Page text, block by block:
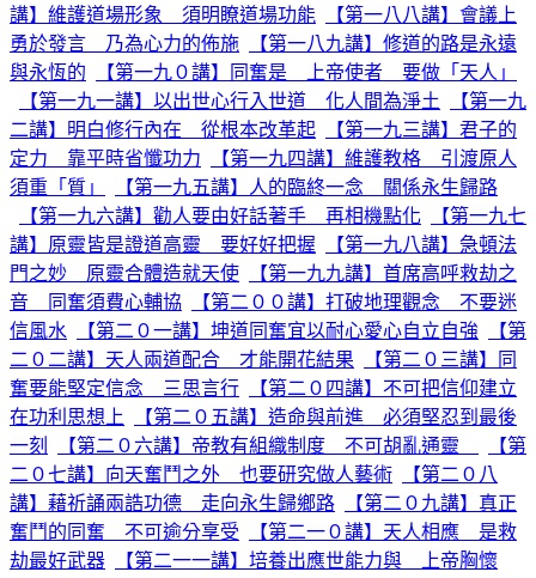
講】維護道場形象 須明瞭道場功能
【第一八八講】會議上
勇於發言 乃為心力的佈施
【第一八九講】修道的路是永遠
與永恆的
【第一九０講】同奮是 上帝使者 要做「天人」
【第一九一講】以出世心行入世道 化人間為淨土
【第一九
二講】明白修行內在 從根本改革起
【第一九三講】君子的
定力 靠平時省懺功力
【第一九四講】維護教格 引渡原人
須重「質」
【第一九五講】人的臨終一念 關係永生歸路
【第一九六講】勸人要由好話著手 再相機點化
【第一九七
講】原靈皆是證道高靈 要好好把握
【第一九八講】急頓法
門之妙 原靈合體造就天使
【第一九九講】首席高呼救劫之
音 同奮須費心輔協
【第二００講】打破地理觀念 不要迷
信風水
【第二０一講】坤道同奮宜以耐心愛心自立自強
【第
二０二講】天人兩道配合 才能開花結果
【第二０三講】同
奮要能堅定信念 三思言行
【第二０四講】不可把信仰建立
在功利思想上
【第二０五講】造命與前進 必須堅忍到最後
一刻
【第二０六講】帝教有組織制度 不可胡亂通靈
【第
二０七講】向天奮鬥之外 也要研究做人藝術
【第二０八
講】藉祈誦兩誥功德 走向永生歸鄉路
【第二０九講】真正
奮鬥的同奮 不可逾分享受
【第二一０講】天人相應 是救
劫最好武器
【第二一一講】培養出應世能力與 上帝胸懷